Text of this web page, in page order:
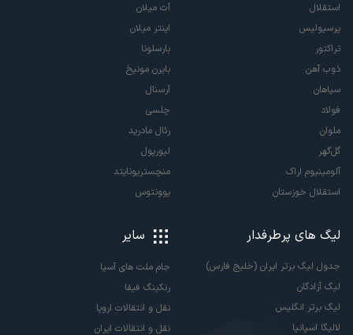
استقلال
پرسپولیس
تراکتور
ذوب آهن
سپاهان
فولاد
ملوان
گل‌گهر
آلومینیوم اراک
استقلال خوزستان
آث میلان
اینتر میلان
بارسلونا
بایرن مونیخ
آرسنال
چلسی
رئال مادرید
لیورپول
منچستریونایتد
یوونتوس
لیگ های پرطرفدار
جدول لیگ برتر ایران (خلیج فارس)
لیگ آزادگان
لیگ برتر انگلیس
لالیگا اسپانیا
سایر
جام ملت های آسیا
رنکینگ فیفا
نقل و انتقالات اروپا
نقل و انتقالات ایران